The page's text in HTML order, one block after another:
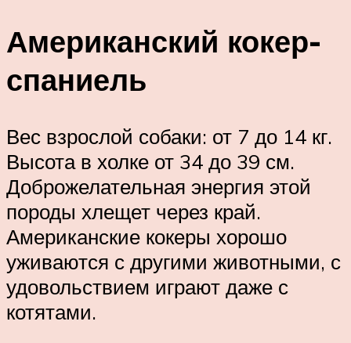
Американский кокер-
спаниель
Вес взрослой собаки: от 7 до 14 кг.
Высота в холке от 34 до 39 см.
Доброжелательная энергия этой
породы хлещет через край.
Американские кокеры хорошо
уживаются с другими животными, с
удовольствием играют даже с
котятами.